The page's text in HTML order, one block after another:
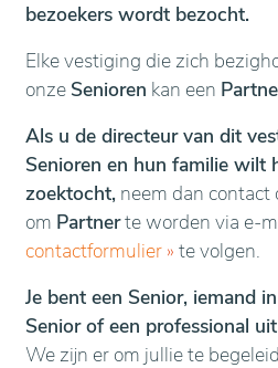
bezoekers wordt bezocht.
Elke vestiging die zich
onze Senioren kan een
Als u de directeur van dit
Senioren en hun familie wilt
zoektocht, neem dan
om Partnerte worden via e-
contactformulier » te volgen.
Je bent een Senior, iemand
Senior of een professional
We zijn er om jullie te